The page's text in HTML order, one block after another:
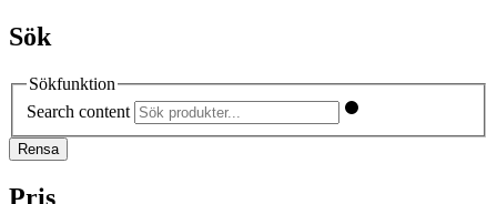
Sök
Sökfunktion
Search content
Rensa
Pris